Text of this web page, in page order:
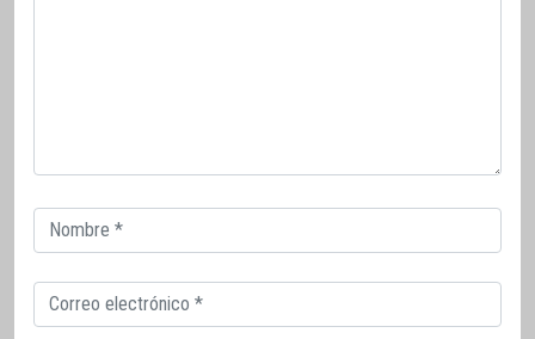
Correo
electrónico
Correo
electrónico